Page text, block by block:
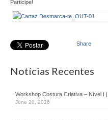
Testemunhos
Áreas de Atuação
Participe!
Share
Notícias Recentes
Workshop Costura Criativa – Nível I |
June 20, 2026